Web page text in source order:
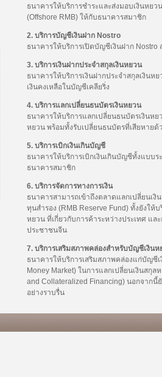
ธนาคารให้บริการชำระและส่งมอบเงินหย
(Offshore RMB) ให้กับธนาคารสมาชิก
2. บริการบัญชีเงินฝาก Nostro
ธนาคารให้บริการเปิดบัญชีเงินฝาก
3. บริการเงินฝากประจำสกุลเงินหยวน
ธนาคารให้บริการเงินฝากประจำสกุลเงินห
เงินคงเหลือในบัญชีเคลียริ่ง
4. บริการแลกเปลี่ยนธนบัตรเงินหยวน
ธนาคารให้บริการแลกเปลี่ยนธนบัตรเงินห
หยวน พร้อมทั้งรับเปลี่ยนธนบัตรที่เสียหายด้
5. บริการเบิกเงินเกินบัญชี
ธนาคารให้บริการเบิกเงินเกินบัญชีทั้งแบบ
ธนาคารสมาชิก
6. บริการจัดการทางการเงิน
ธนาคารสามารถเข้าถึงตลาดแลกเปลี่ยนเ
ทุนสำรอง (RMB Reserve Fund) ทั้งยังให้
หยวน ที่เกี่ยวกับการค้าระหว่างประเทศ แ
ประชาชนจีน
7. บริการเสริมสภาพคล่องสำหรับบัญชีเงินห
ธนาคารให้บริการเสริมสภาพคล่องแก่บัญชี
Money Market) ในการแลกเปลี่ยนเงินสกุ
and Collateralized Financing) นอกจากนี้
อย่างราบรื่น